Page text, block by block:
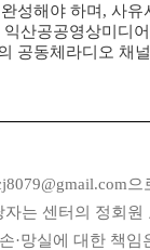
성해야 하며 , 사유
익산공공영상미디
공동체라디오 채
으
는 센터의 정회
·망실에 대한 책임